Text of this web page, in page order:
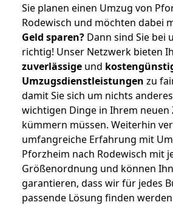
Sie planen einen Umzug von
Rodewisch und möchten dabei
Geld sparen? Dann sind Sie bei
richtig! Unser Netzwerk bieten
zuverlässige und
Umzugsdienstleistungen zu
damit Sie sich um nichts
wichtigen Dinge in Ihrem neuen
kümmern müssen. Weiterhin
umfangreiche Erfahrung mit
Pforzheim nach Rodewisch mit
Größenordnung und können
garantieren, dass wir für jedes
passende Lösung finden